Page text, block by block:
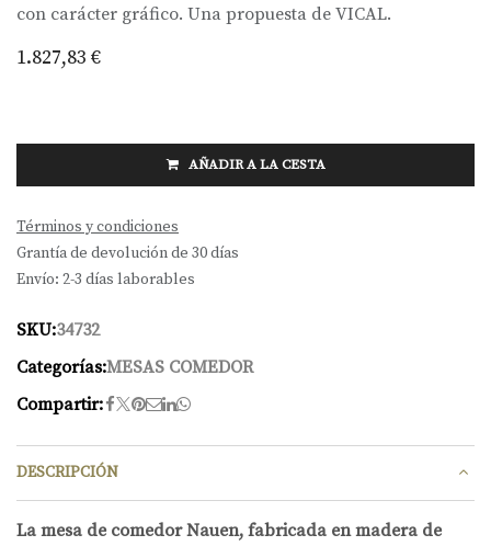
con carácter gráfico. Una propuesta de VICAL.
1.827,83 €
AÑADIR A LA CESTA
Términos y condiciones
Grantía de devolución de 30 días
Envío: 2-3 días laborables
SKU:34732
Categorías:MESAS COMEDOR
Compartir:
DESCRIPCIÓN
La mesa de comedor Nauen, fabricada en madera de